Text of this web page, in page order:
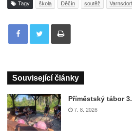
Tagy škola Děčín soutěž Varnsdorf
Tisknout
Související články
Příměstský tábor
7. 8. 2026